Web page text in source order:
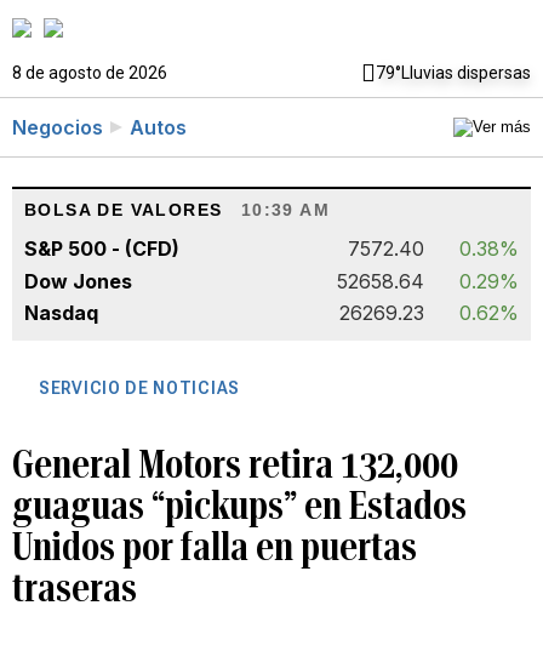
8 de agosto de 2026 79°Lluvias dispersas
Negocios Autos
BOLSA DE VALORES 10:39 AM
S&P 500 - (CFD) 7572.40
0.38%
Dow Jones
52658.64
0.29%
Nasdaq
26269.23 0.62%
SERVICIO DE NOTICIAS
General Motors retira 132,000
guaguas “pickups” en Estados
Unidos por falla en puertas
traseras